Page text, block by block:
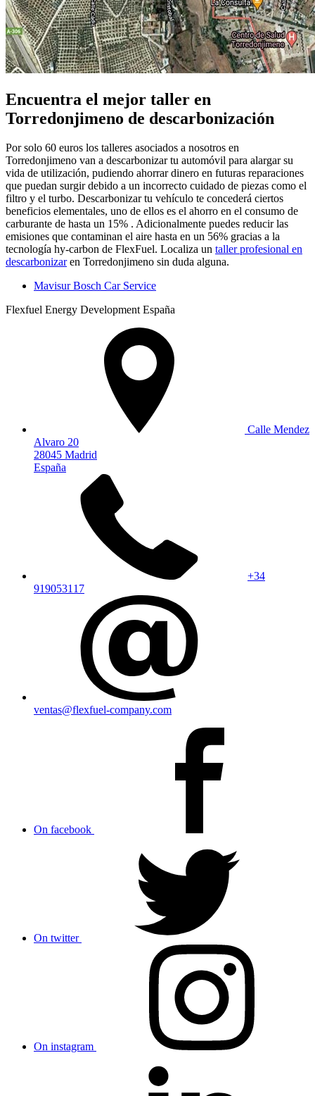
Encuentra el mejor taller en
Torredonjimeno de descarbonización
Por solo 60 euros los talleres asociados a nosotros en
Torredonjimeno van a descarbonizar tu automóvil para alargar su
vida de utilización, pudiendo ahorrar dinero en futuras reparaciones
que puedan surgir debido a un incorrecto cuidado de piezas como el
filtro y el turbo. Descarbonizar tu vehículo te concederá ciertos
beneficios elementales, uno de ellos es el ahorro en el consumo de
carburante de hasta un 15% . Adicionalmente puedes reducir las
emisiones que contaminan el aire hasta en un 56% gracias a la
tecnología hy-carbon de FlexFuel. Localiza un taller profesional en
descarbonizaren Torredonjimeno sin duda alguna.
Mavisur Bosch Car Service
Flexfuel Energy Development España
Calle Mendez
Alvaro 20
28045 Madrid
España
+34
919053117
ventas@flexfuel-company.com
On facebook
On twitter
On instagram